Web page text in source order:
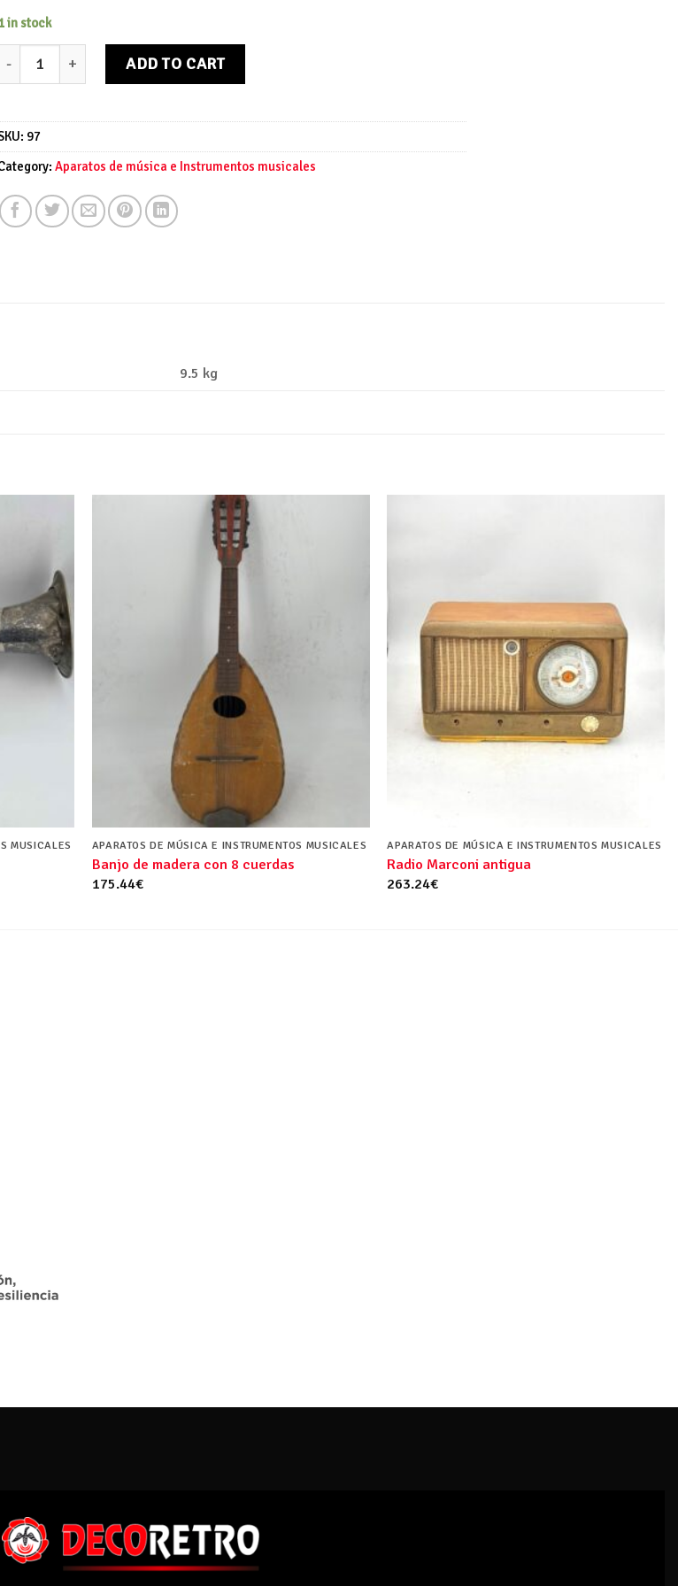
in stock
Acordeón Ariola Rauner quantity
ADD TO CART
97
Aparatos de música e Instrumentos musicales
9.5 kg
MUSICALES APARATOS DE MÚSICA E INSTRUMENTOS MUSICALES
Banjo de madera con 8 cuerdas
175.44€
APARATOS DE MÚSICA E INSTRUMENTOS MUSICALES
Radio Marconi antigua
263.24€